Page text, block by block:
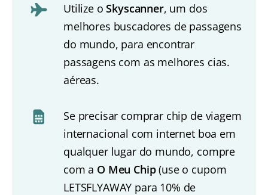
Utilize oSkyscanner, um dos
melhores buscadores de passagens
do mundo, para encontrar
passagens com as melhores cias.
aéreas.
Se precisar comprar chip de viagem
internacional com internet boa em
qualquer lugar do mundo, compre
com a O Meu Chip(use o cupom
LETSFLYAWAY para 10% de